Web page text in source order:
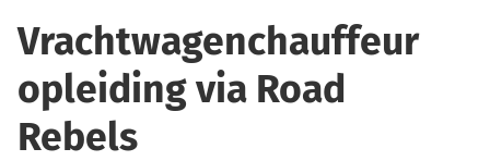
Vrachtwagenchauffeur
opleiding via Road
Rebels